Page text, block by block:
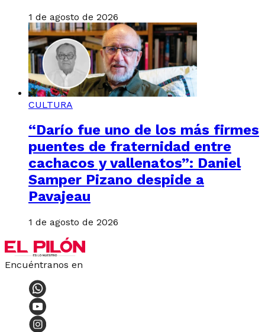
1 de agosto de 2026
CULTURA
“Darío fue uno de los más firmes
puentes de fraternidad entre
cachacos y vallenatos”: Daniel
Samper Pizano despide a
Pavajeau
1 de agosto de 2026
Encuéntranos en